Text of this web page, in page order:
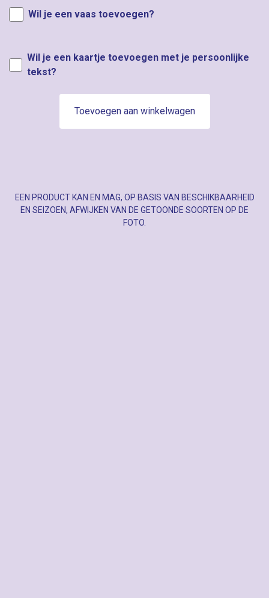
Wil je een vaas toevoegen?
Wil je een kaartje toevoegen met je persoonlijke
tekst?
Toevoegen aan winkelwagen
EEN PRODUCT KAN EN MAG, OP BASIS VAN BESCHIKBAARHEID
EN SEIZOEN, AFWIJKEN VAN DE GETOONDE SOORTEN OP DE
FOTO.